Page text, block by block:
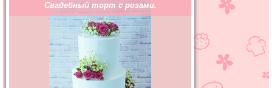
Свадебный торт с розами.